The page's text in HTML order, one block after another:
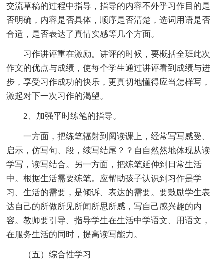
交流草稿的过程中指导，指导的内容不外乎习作目的是
否明确，内容是否具体，顺序是否清楚，选词用语是否
合适，是否表达了真情实感等几个方面。
习作讲评重在激励。讲评的时候，要概括全班此次
作文的优点与成绩，使每个学生通过讲评看到成绩与进
步，享受习作成功的快乐，更真切地懂得应当怎样写，
激起对下一次习作的渴望。
2、加强平时练笔的指导。
一方面，把练笔辐射到阅读课上，经常写写感受、
启示，仿写句、段，续写结尾？？自自然然地体现从读
学写，读写结合。另一方面，把练笔延伸到日常生活
中。根据生活需要练笔。应帮助孩子认识到习作是学
习、生活的需要，是倾诉、表达的需要。要鼓励学生表
达自己的所做所见所闻所思所感，写自己感兴趣的内
容。教师要引导、指导学生在生活中学语文、用语文，
在服务生活的同时，提高读写能力。
（五）综合性学习